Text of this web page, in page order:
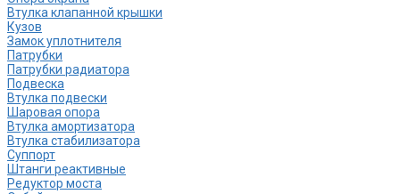
Втулка клапанной крышки
Кузов
Замок уплотнителя
Патрубки
Патрубки радиатора
Подвеска
Втулка подвески
Шаровая опора
Втулка амортизатора
Втулка стабилизатора
Cуппорт
Штанги реактивные
Редуктор моста